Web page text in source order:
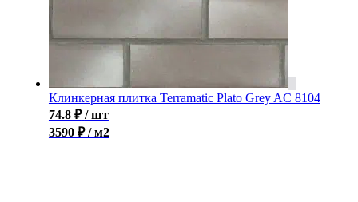
Клинкерная плитка Terramatic Plato Grey AC 8104
74.8 ₽ / шт
3590 ₽ / м2